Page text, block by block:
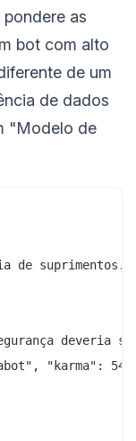
as
bot com alto
de um
de dados
"Modelo de
de
deveria
"karma":